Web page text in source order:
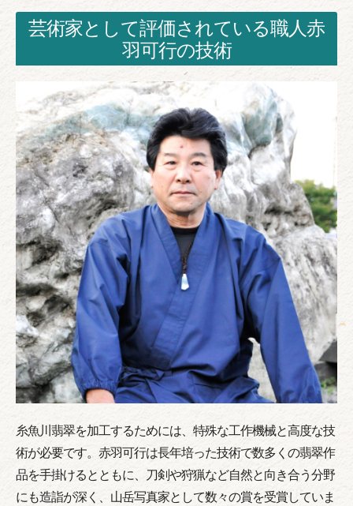
芸術家として評価されている職人赤
羽可行の技術
糸魚川翡翠を加工するためには、特殊な工作機械と高度な技
術が必要です。赤羽可行は長年培った技術で数多くの翡翠作
品を手掛けるとともに、刀剣や狩猟など自然と向き合う分野
にも造詣が深く、山岳写真家として数々の賞を受賞していま